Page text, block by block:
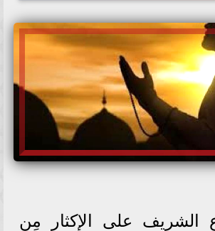
على الإكثار مِن